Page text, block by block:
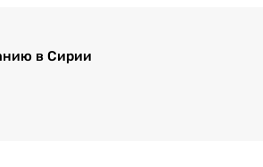
в Сирии